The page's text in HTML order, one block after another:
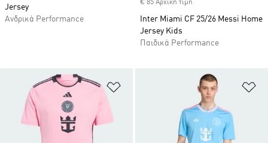
Jersey
Ανδρικά Performance
€ 85 Αρχική τιμή
Inter Miami CF 25/26 Messi Home
Jersey Kids
Παιδικά Performance
Προσθήκη στη Λίστα Επιθυμιών